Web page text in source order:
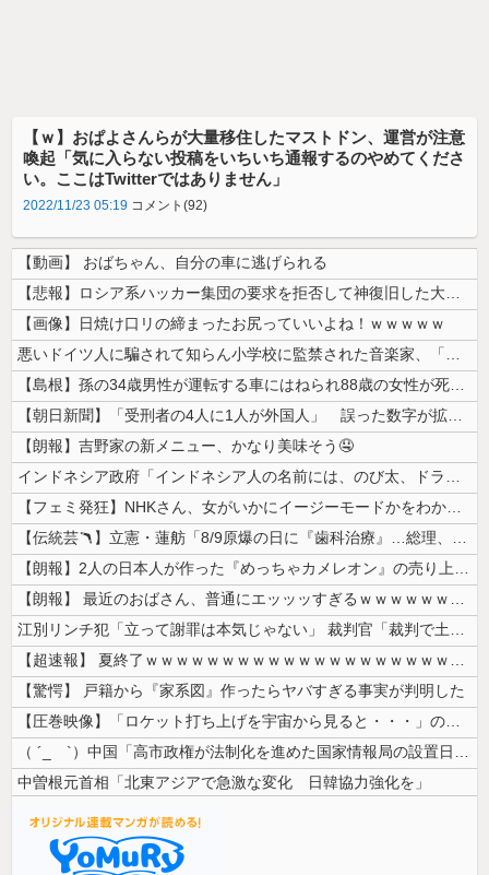
【ｗ】おぱよさんらが大量移住したマストドン、運営が注意
喚起「気に入らない投稿をいちいち通報するのやめてくださ
い。ここはTwitterではありません」
2022/11/23 05:19 コメント(92)
【動画】 おばちゃん、自分の車に逃げられる
【悲報】ロシア系ハッカー集団の要求を拒否して神復旧した大手冷凍ニチレイ...
【画像】日焼け口リの締まったお尻っていいよね！ｗｗｗｗｗ
悪いドイツ人に騙されて知らん小学校に監禁された音楽家、「あと2時間で合...
【島根】孫の34歳男性が運転する車にはねられ88歳の女性が死亡…民家の...
【朝日新聞】「受刑者の4人に1人が外国人」 誤った数字が拡散し外国人排...
【朗報】吉野家の新メニュー、かなり美味そう🤤
インドネシア政府「インドネシア人の名前には、のび太、ドラえもん、スネ夫...
【フェミ発狂】NHKさん、女がいかにイージーモードかをわかりやすく放映...
【伝統芸🪃】立憲・蓮舫「8/9原爆の日に『歯科治療』…総理、なぜこの...
【朗報】2人の日本人が作った『めっちゃカメレオン』の売り上げ、１４７億...
【朗報】 最近のおばさん、普通にエッッッすぎるｗｗｗｗｗｗｗｗｗｗ
江別リンチ犯「立って謝罪は本気じゃない」 裁判官「裁判で土下座してない...
【超速報】 夏終了ｗｗｗｗｗｗｗｗｗｗｗｗｗｗｗｗｗｗｗｗｗｗｗｗｗｗ...
【驚愕】 戸籍から『家系図』作ったらヤバすぎる事実が判明した
【圧巻映像】「ロケット打ち上げを宇宙から見ると・・・」の動画が衝撃的
（ ´_ゝ`）中国「高市政権が法制化を進めた国家情報局の設置日が7月3...
中曽根元首相「北東アジアで急激な変化 日韓協力強化を」